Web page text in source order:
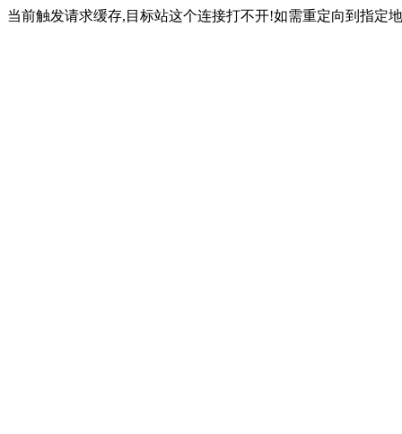
当前触发请求缓存,目标站这个连接打不开!如需重定向到指定